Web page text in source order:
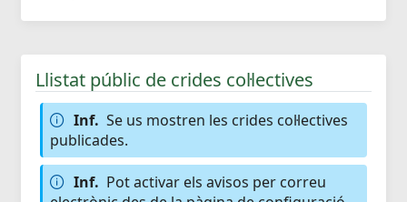
Llistat públic de crides col·lectives
Inf. Se us mostren les crides col·lectives
publicades.
Inf. Pot activar els avisos per correu